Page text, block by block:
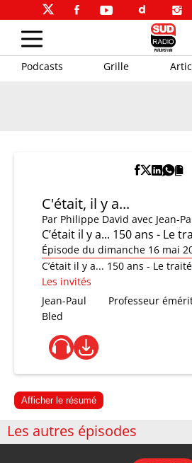
Podcasts Grille
C'était, il y a...
Par Philippe David avec Jean-
C’était il y a... 150 ans - Le
Épisode du dimanche 16 mai
C’était il y a... 150 ans - Le
Les invités
Jean-Paul
Bled
Professeur
Afficher le résumé
Les autres épisodes